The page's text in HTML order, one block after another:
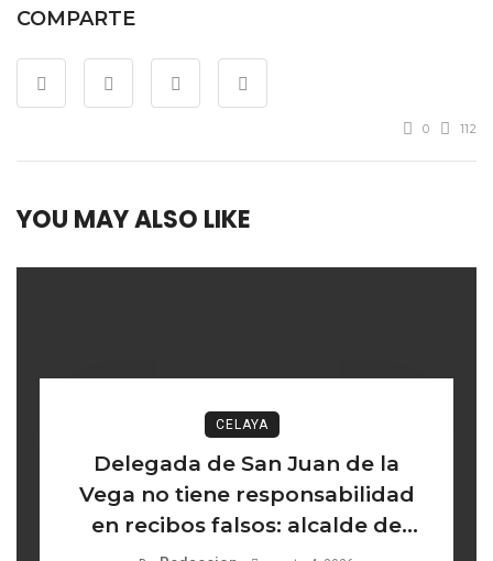
COMPARTE
0 112
YOU MAY ALSO LIKE
CELAYA
Delegada de San Juan de la
Vega no tiene responsabilidad
en recibos falsos: alcalde de